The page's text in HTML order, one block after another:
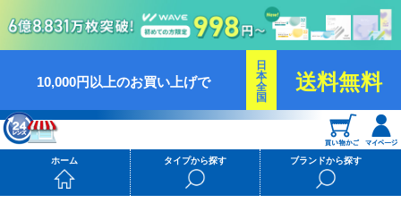
10,000円以上のお買い上げで
日
本
全
国
送料無料
ホーム タイプから探す ブランドから探す